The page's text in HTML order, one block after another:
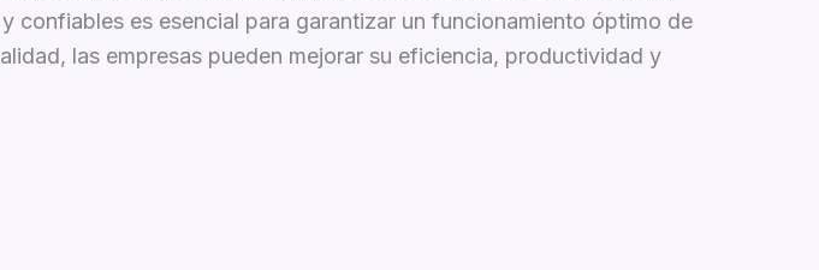
es esencial para garantizar un funcionamiento óptimo de
las empresas pueden mejorar su eficiencia, productividad y